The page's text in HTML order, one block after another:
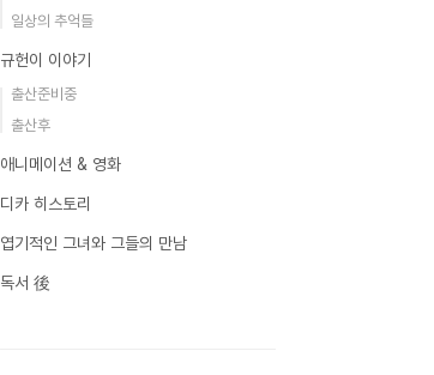
일상의 추억들
규헌이 이야기
출산준비중
출산후
애니메이션 & 영화
디카 히스토리
엽기적인 그녀와 그들의 만남
독서 後